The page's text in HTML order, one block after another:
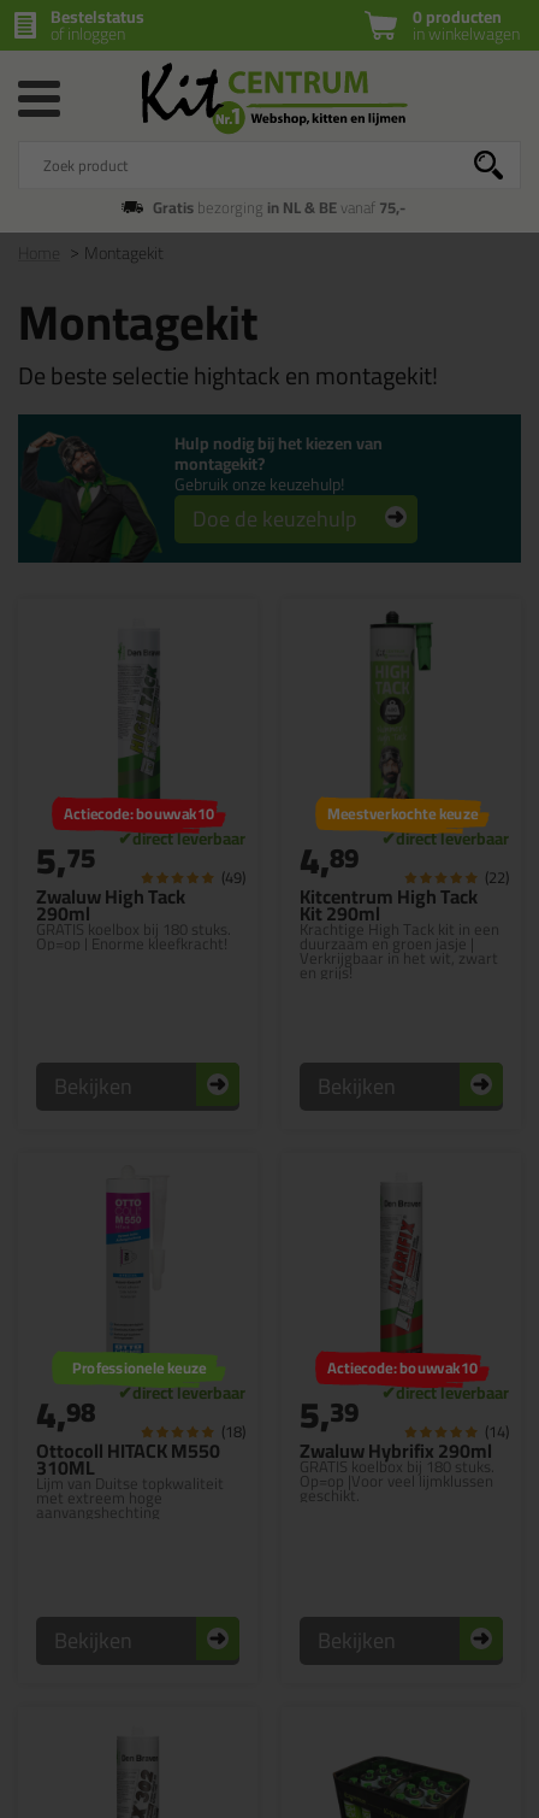
0 producten
in winkelwagen
Bestelstatus
of inloggen
Gratisbezorging in NL & BEvanaf75,-
Montagekit
Montagekit
De beste selectie hightack en montagekit!
Hulp nodig bij het kiezen van
montagekit?
Gebruik onze keuzehulp!
Doe de keuzehulp
Zwaluw High Tack
290ml
GRATIS koelbox bij 180 stuks.
Op=op | Enorme kleefkracht!
Actiecode: bouwvak10
5,75 (49)
Bekijken
Kitcentrum High Tack
Kit 290ml
Krachtige High Tack kit in een
duurzaam en groen jasje |
Verkrijgbaar in het wit, zwart
en grijs!
Meestverkochte keuze
4,89 (22)
Bekijken
Ottocoll HITACK M550
310ML
Lijm van Duitse topkwaliteit
met extreem hoge
aanvangshechting
Professionele keuze
4,98 (18)
Bekijken
Zwaluw Hybrifix 290ml
GRATIS koelbox bij 180 stuks.
Op=op |Voor veel lijmklussen
geschikt.
Actiecode: bouwvak10
5,39 (14)
Bekijken